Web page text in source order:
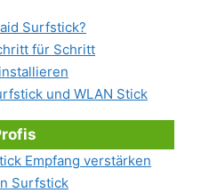
Surfstick?
für Schritt
und WLAN Stick
Empfang verstärken
Surfstick